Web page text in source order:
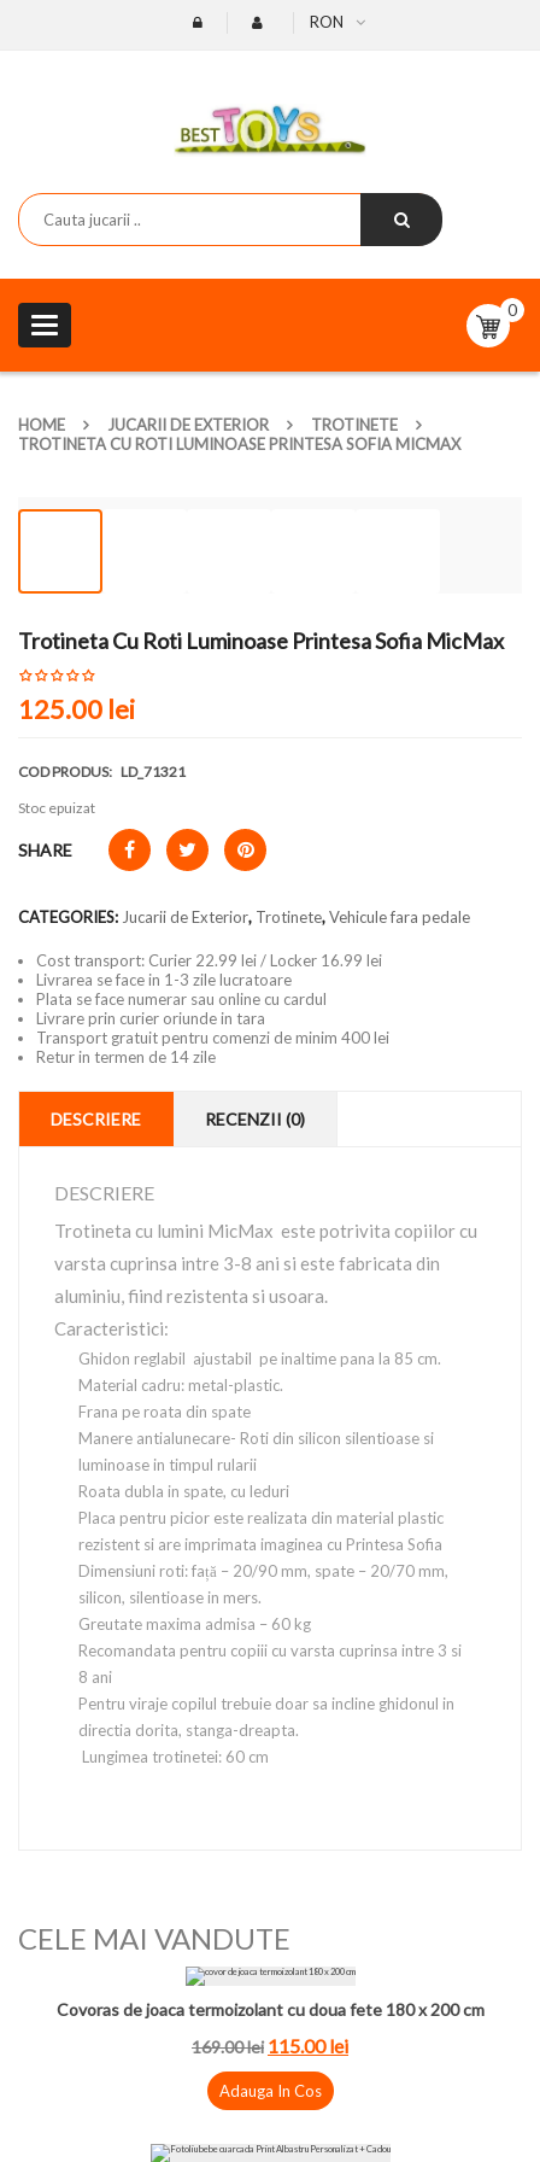
RON
Toggle
navigation
0
HOME JUCARII DE EXTERIOR
TROTINETE
TROTINETA CU ROTI LUMINOASE PRINTESA SOFIA MICMAX
Trotineta Cu Roti Luminoase Printesa Sofia MicMax
125.00 lei
COD PRODUS: LD_71321
Stoc epuizat
SHARE
CATEGORIES: Jucarii de Exterior, Trotinete,Vehicule fara pedale
Cost transport: Curier 22.99 lei / Locker 16.99 lei
Livrarea se face in 1-3 zile lucratoare
Plata se face numerar sau online cu cardul
Livrare prin curier oriunde in tara
Transport gratuit pentru comenzi de minim 400 lei
Retur in termen de 14 zile
DESCRIERE RECENZII (0)
DESCRIERE
Trotineta cu lumini MicMax este potrivita copiilor cu
varsta cuprinsa intre 3-8 ani si este fabricata din
aluminiu, fiind rezistenta si usoara.
Caracteristici:
Ghidon reglabil ajustabil pe inaltime pana la 85 cm.
Material cadru: metal-plastic.
Frana pe roata din spate
Manere antialunecare- Roti din silicon silentioase si
luminoase in timpul rularii
Roata dubla in spate, cu leduri
Placa pentru picior este realizata din material plastic
rezistent si are imprimata imaginea cu Printesa Sofia
Dimensiuni roti: față – 20/90 mm, spate – 20/70 mm,
silicon, silentioase in mers.
Greutate maxima admisa – 60 kg
Recomandata pentru copiii cu varsta cuprinsa intre 3 si
8 ani
Pentru viraje copilul trebuie doar sa incline ghidonul in
directia dorita, stanga-dreapta.
Lungimea trotinetei: 60 cm
CELE MAI VANDUTE
Covoras de joaca termoizolant cu doua fete 180 x 200 cm
169.00lei 115.00lei
Adauga In Cos